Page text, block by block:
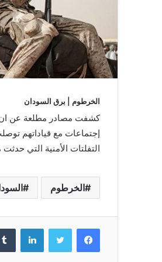
الخرطوم | برق السودان
كشفت مصادر مطلعة عن ان
إجتماعات مع قياداتهم
التفلتات الأمنية التي
الخرطوم
فيسبوك تويتر